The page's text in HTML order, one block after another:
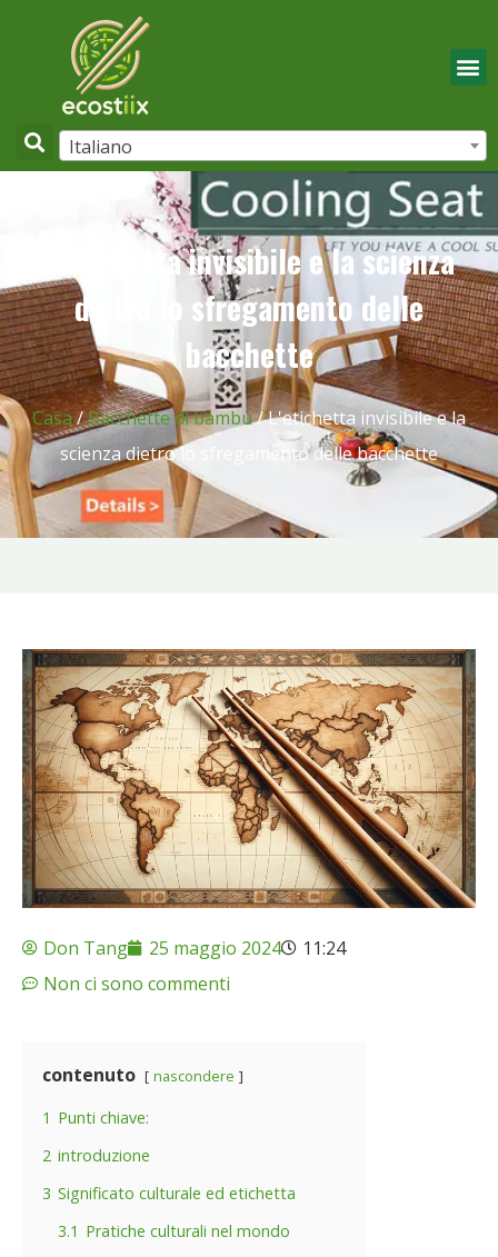
Italiano
L'etichetta invisibile e la scienza
dietro lo sfregamento delle
bacchette
Casa/Bacchette di bambù/ L'etichetta invisibile e la
scienza dietro lo sfregamento delle bacchette
Don Tang 25 maggio 2024
11:24
Non ci sono commenti
contenuto nascondere
1 Punti chiave:
2 introduzione
3 Significato culturale ed etichetta
3.1 Pratiche culturali nel mondo